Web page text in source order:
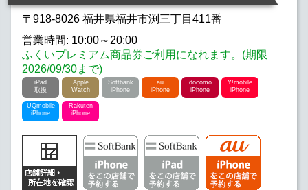
〒918-8026 福井県福井市渕三丁目411番
営業時間: 10:00～20:00
ふくいプレミアム商品券ご利用になれます。(期限
2026/09/30まで)
iPad
取扱
Apple
Watch
Softbank
iPhone
au
iPhone
docomo
iPhone
Y!mobile
iPhone
UQmobile
iPhone
Rakuten
iPhone